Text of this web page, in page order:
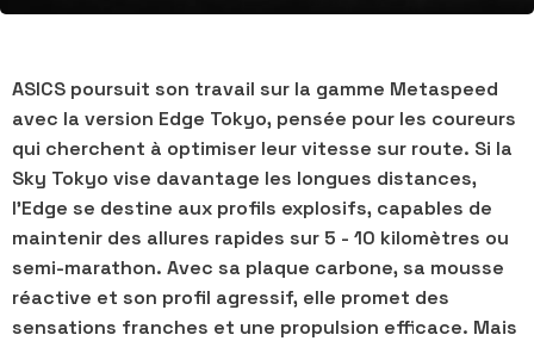
ASICS poursuit son travail sur la gamme Metaspeed
avec la version Edge Tokyo, pensée pour les coureurs
qui cherchent à optimiser leur vitesse sur route. Si la
Sky Tokyo vise davantage les longues distances,
l’Edge se destine aux profils explosifs, capables de
maintenir des allures rapides sur 5 - 10 kilomètres ou
semi-marathon. Avec sa plaque carbone, sa mousse
réactive et son profil agressif, elle promet des
sensations franches et une propulsion efficace. Mais